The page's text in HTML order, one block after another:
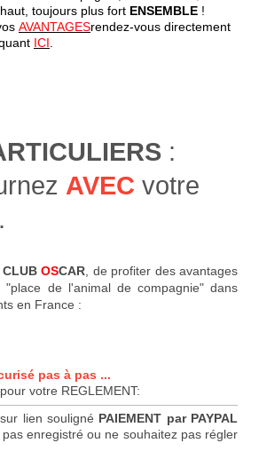
toujours plus fort ENSEMBLE !
AVANTAGESrendez-vous directement
ICI
:
AVEC votre
CLUB OSCAR , de profiter des avantages
de l'animal de compagnie" dans
en France :
pas à pas ...
votre REGLEMENT:
lien souligné PAIEMENT par PAYPAL
enregistré ou ne souhaitez pas régler